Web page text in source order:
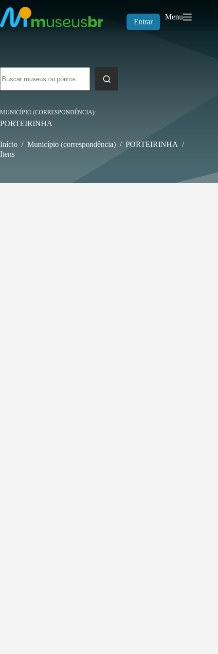
para
o
conteúdo
Entrar
Menu
resultados
MUNICÍPIO (CORRESPONDÊNCIA)
PORTEIRINHA
Início / Município (correspondência) / PORTEIRINHA /
Itens